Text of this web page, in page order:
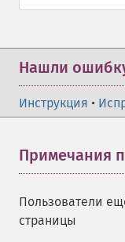
Нашли
Инструкция •
Примечания
Пользователи
страницы
getImageIterations
getImageLength
getImagePage
getImageProfiles